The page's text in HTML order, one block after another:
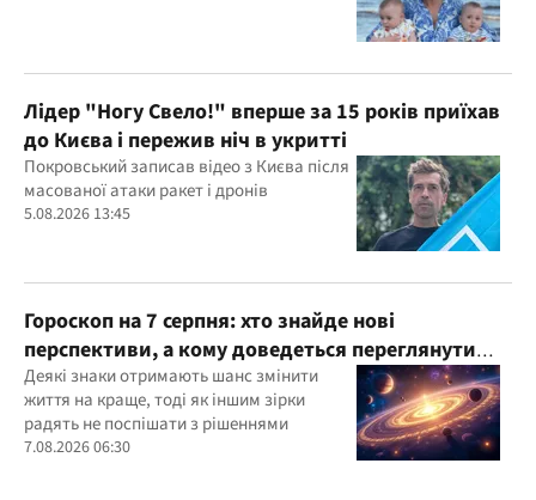
Лідер "Ногу Свело!" вперше за 15 років приїхав
до Києва і пережив ніч в укритті
Покровський записав відео з Києва після
масованої атаки ракет і дронів
5.08.2026 13:45
Гороскоп на 7 серпня: хто знайде нові
перспективи, а кому доведеться переглянути
свої пріоритети
Деякі знаки отримають шанс змінити
життя на краще, тоді як іншим зірки
радять не поспішати з рішеннями
7.08.2026 06:30